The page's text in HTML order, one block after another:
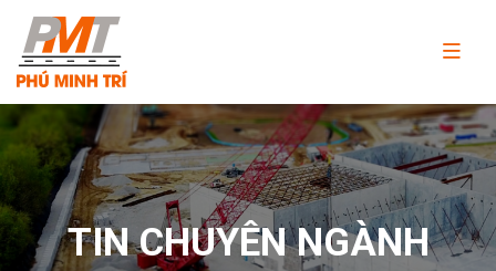
TNHH
Thương
và
dịch
vụ
TIN CHUYÊN NGÀNH